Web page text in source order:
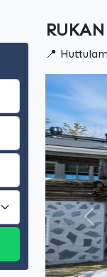
📍